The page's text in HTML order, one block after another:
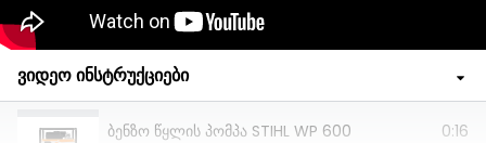
ვიდეო ინსტრუქციები
ბენზო წყლის პომპა STIHL WP 600 0:16